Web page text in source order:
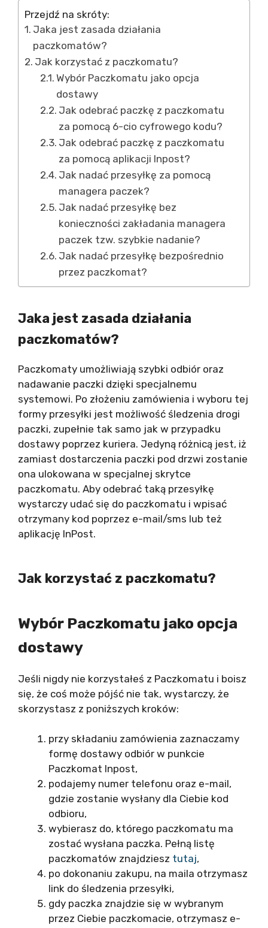
Przejdź na skróty:
Jaka jest zasada działania
paczkomatów?
Jak korzystać z paczkomatu?
Wybór Paczkomatu jako opcja
dostawy
Jak odebrać paczkę z paczkomatu
za pomocą 6-cio cyfrowego kodu?
Jak odebrać paczkę z paczkomatu
za pomocą aplikacji Inpost?
Jak nadać przesyłkę za pomocą
managera paczek?
Jak nadać przesyłkę bez
konieczności zakładania managera
paczek tzw. szybkie nadanie?
Jak nadać przesyłkę bezpośrednio
przez paczkomat?
Jaka jest zasada działania
paczkomatów?
Paczkomaty umożliwiają szybki odbiór oraz
nadawanie paczki dzięki specjalnemu
systemowi. Po złożeniu zamówienia i wyboru tej
formy przesyłki jest możliwość śledzenia drogi
paczki, zupełnie tak samo jak w przypadku
dostawy poprzez kuriera. Jedyną różnicą jest, iż
zamiast dostarczenia paczki pod drzwi zostanie
ona ulokowana w specjalnej skrytce
paczkomatu. Aby odebrać taką przesyłkę
wystarczy udać się do paczkomatu i wpisać
otrzymany kod poprzez e-mail/sms lub też
aplikację InPost.
Jak korzystać z paczkomatu?
Wybór Paczkomatu jako opcja
dostawy
Jeśli nigdy nie korzystałeś z Paczkomatu i boisz
się, że coś może pójść nie tak, wystarczy, że
skorzystasz z poniższych kroków:
przy składaniu zamówienia zaznaczamy
formę dostawy odbiór w punkcie
Paczkomat Inpost,
podajemy numer telefonu oraz e-mail,
gdzie zostanie wysłany dla Ciebie kod
odbioru,
wybierasz do, którego paczkomatu ma
zostać wysłana paczka. Pełną listę
paczkomatów znajdziesz tutaj,
po dokonaniu zakupu, na maila otrzymasz
link do śledzenia przesyłki,
gdy paczka znajdzie się w wybranym
przez Ciebie paczkomacie, otrzymasz e-